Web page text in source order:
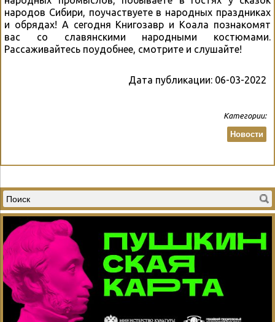
народов Сибири, поучаствуете в народных праздниках
и обрядах! А сегодня Книгозавр и Коала познакомят
вас со славянскими народными костюмами.
Рассаживайтесь поудобнее, смотрите и слушайте!
Дата публикации: 06-03-2022
Категории:
Новости